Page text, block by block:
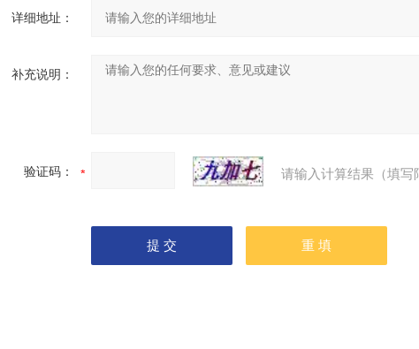
详细地址：
补充说明：
验证码： 请输入计算结果（填